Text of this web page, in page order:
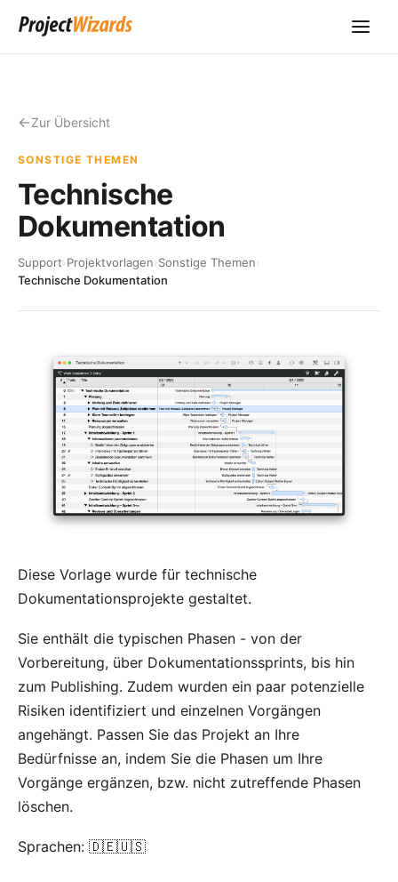
Zur Übersicht
SONSTIGE THEMEN
Technische
Dokumentation
Support›Projektvorlagen›Sonstige Themen›
Technische Dokumentation
Diese Vorlage wurde für technische
Dokumentationsprojekte gestaltet.
Sie enthält die typischen Phasen - von der
Vorbereitung, über Dokumentationssprints, bis hin
zum Publishing. Zudem wurden ein paar potenzielle
Risiken identifiziert und einzelnen Vorgängen
angehängt. Passen Sie das Projekt an Ihre
Bedürfnisse an, indem Sie die Phasen um Ihre
Vorgänge ergänzen, bzw. nicht zutreffende Phasen
löschen.
Sprachen: 🇩🇪🇺🇸